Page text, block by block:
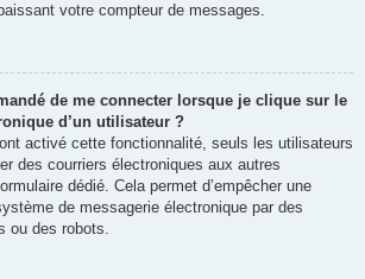
votre compteur de messages.
de me connecter lorsque je clique sur le
d’un utilisateur ?
activé cette fonctionnalité, seuls les utilisateurs
des courriers électroniques aux autres
dédié. Cela permet d’empêcher une
de messagerie électronique par des
ou des robots.